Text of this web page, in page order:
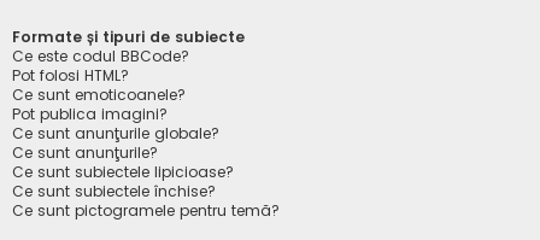
Formate și tipuri de subiecte
Ce este codul BBCode?
Pot folosi HTML?
Ce sunt emoticoanele?
Pot publica imagini?
Ce sunt anunţurile globale?
Ce sunt anunţurile?
Ce sunt subiectele lipicioase?
Ce sunt subiectele închise?
Ce sunt pictogramele pentru temă?